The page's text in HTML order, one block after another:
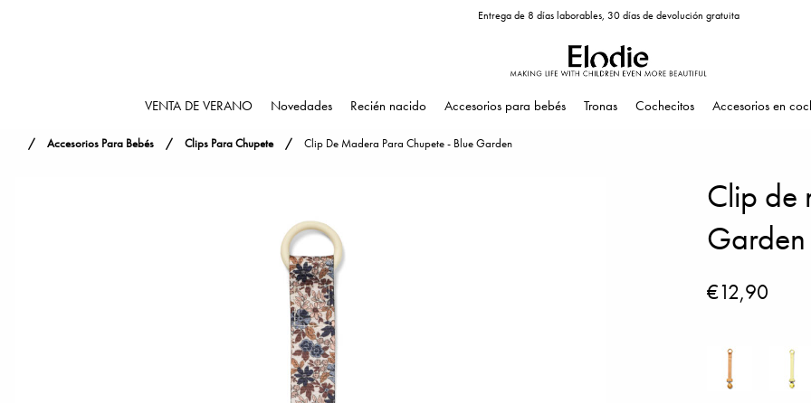
Entrega de 8 días laborables, 30 días de devolución gratuita
VENTA DE VERANO Novedades Recién nacido Accesorios para bebés Tronas Cochecitos Accesorios en
Accesorios Para Bebés Clips Para Chupete Clip De Madera Para Chupete - Blue Garden
Clip de
Garden
€12,90